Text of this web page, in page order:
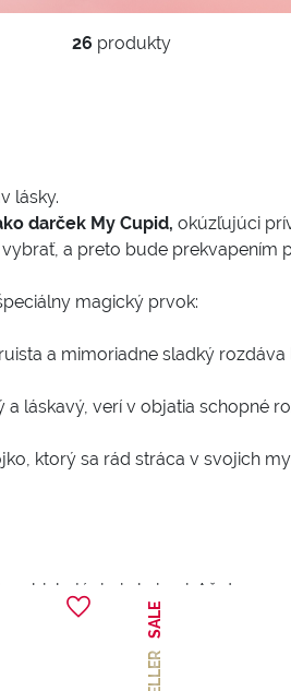
26 produkty
lásky.
darček My Cupid, okúzľujúci
a preto bude prekvapením
magický prvok:
a mimoriadne sladký
láskavý, verí v objatia schopné
ktorý sa rád stráca v svojich
akciami. Až do
SALE